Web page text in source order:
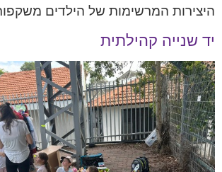
היצירות המרשימות של הילדים
יד שנייה קהילתית